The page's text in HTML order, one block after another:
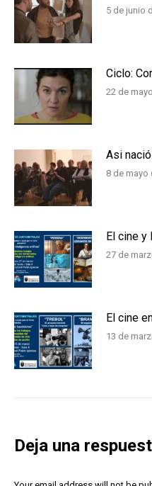
5 de junio
Ciclo:
22 de
Asi
8 de mayo
El cine y
27 de
El cine
13 de
Deja una